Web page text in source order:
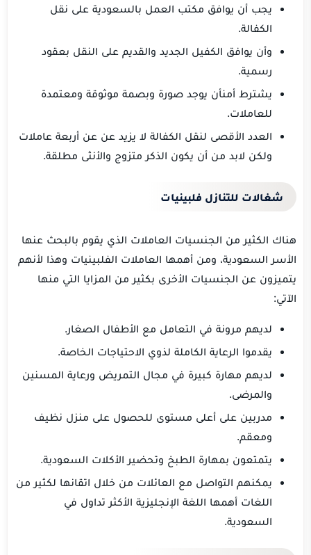
يجب أن يوافق مكتب العمل بالسعودية على نقل
الكفالة.
وأن يوافق الكفيل الجديد والقديم على النقل بعقود
رسمية.
يشترط أمنأن يوجد صورة وبصمة موثوقة ومعتمدة
للعاملات.
العدد الأقصى لنقل الكفالة لا يزيد عن عن أربعة عاملات
ولكن لابد من أن يكون الذكر متزوج والأنثى مطلقة.
شغالات للتنازل فلبينيات
هناك الكثير من الجنسيات العاملات الذي يقوم بالبحث عنها
الأسر السعودية، ومن أهمها العاملات الفلبينيات وهذا لأنهم
يتميزون عن الجنسيات الأخرى بكثير من المزايا التي منها
الآتي:
لديهم مرونة في التعامل مع الأطفال الصغار.
يقدموا الرعاية الكاملة لذوي الاحتياجات الخاصة.
لديهم مهارة كبيرة في مجال التمريض ورعاية المسنين
والمرضى.
مدربين على أعلى مستوى للحصول على منزل نظيف
ومعقم.
يتمتعون بمهارة الطبخ وتحضير الأكلات السعودية.
يمكنهم التواصل مع العائلات من خلال اتقانها لكثير من
اللغات أهمها اللغة الإنجليزية الأكثر تداول في
السعودية.